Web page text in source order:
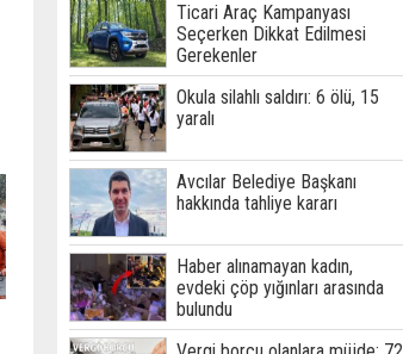
Ticari Araç Kampanyası
Seçerken Dikkat Edilmesi
Gerekenler
Okula silahlı saldırı: 6 ölü, 15
yaralı
Avcılar Belediye Başkanı
hakkında tahliye kararı
Haber alınamayan kadın,
evdeki çöp yığınları arasında
bulundu